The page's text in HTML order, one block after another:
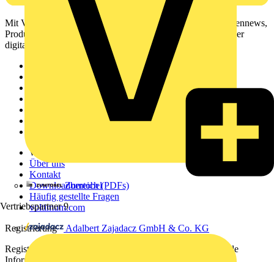
Zumtobel
Vertriebspartner 9
Adalbert Zajadacz GmbH & Co. KG
Mit Voltimum erhalten Elektrofachkräfte Zugang zu Branchennews,
Produktinformationen, Schulungen und Tools – alles auf einer
digitalen Plattform und Community.
Weitere Links
Über uns
Kontakt
Downloadbereich (PDFs)
Häufig gestellte Fragen
voltimum.com
Registrierung
Registrieren Sie sich kostenlos und erhalten Sie stets aktuelle
Informationen aus der Elektroindustrie.